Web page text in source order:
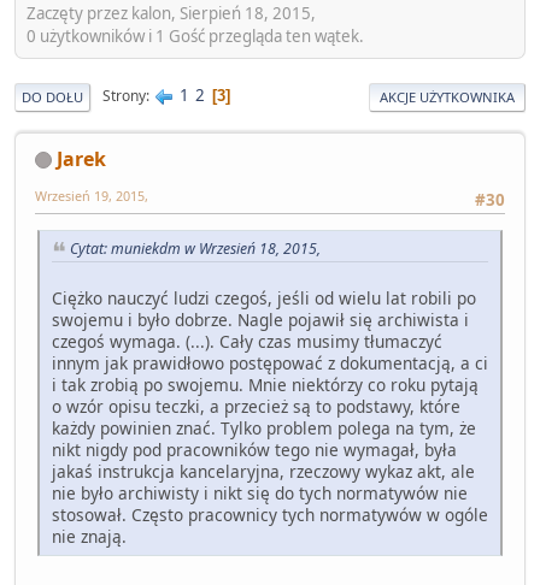
Zaczęty przez kalon, Sierpień 18, 2015,
0 użytkowników i 1 Gość przegląda ten wątek.
DO DOŁU Strony 1 2 3 AKCJE UŻYTKOWNIKA
Jarek
#30
Wrzesień 19, 2015,
Cytat: muniekdm w Wrzesień 18, 2015,
Ciężko nauczyć ludzi czegoś, jeśli od wielu lat robili po
swojemu i było dobrze. Nagle pojawił się archiwista i
czegoś wymaga. (...). Cały czas musimy tłumaczyć
innym jak prawidłowo postępować z dokumentacją, a ci
i tak zrobią po swojemu. Mnie niektórzy co roku pytają
o wzór opisu teczki, a przecież są to podstawy, które
każdy powinien znać. Tylko problem polega na tym, że
nikt nigdy pod pracowników tego nie wymagał, była
jakaś instrukcja kancelaryjna, rzeczowy wykaz akt, ale
nie było archiwisty i nikt się do tych normatywów nie
stosował. Często pracownicy tych normatywów w ogóle
nie znają.